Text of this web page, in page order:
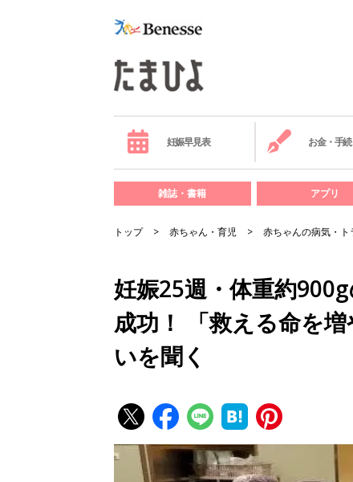
妊娠早見表 お金・手
雑誌・書籍 アプリ
トップ 赤ちゃん・育児 赤ちゃんの病気・ト
妊娠25週・体重約
成功！ 「救える命を
いを聞く